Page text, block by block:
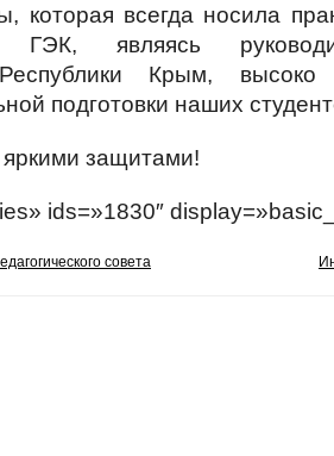
которая всегда носила
ГЭК, являясь
Крым,
подготовки наших
защитами!
ids=»1830″
совета